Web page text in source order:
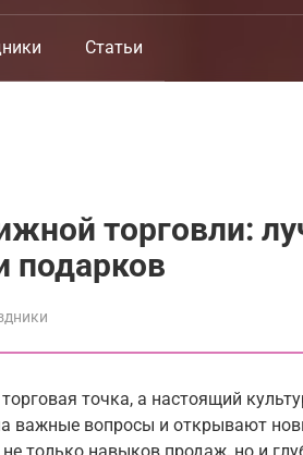
Статьи
торговли:
подарков
точка, а настоящий
важные вопросы и открывают